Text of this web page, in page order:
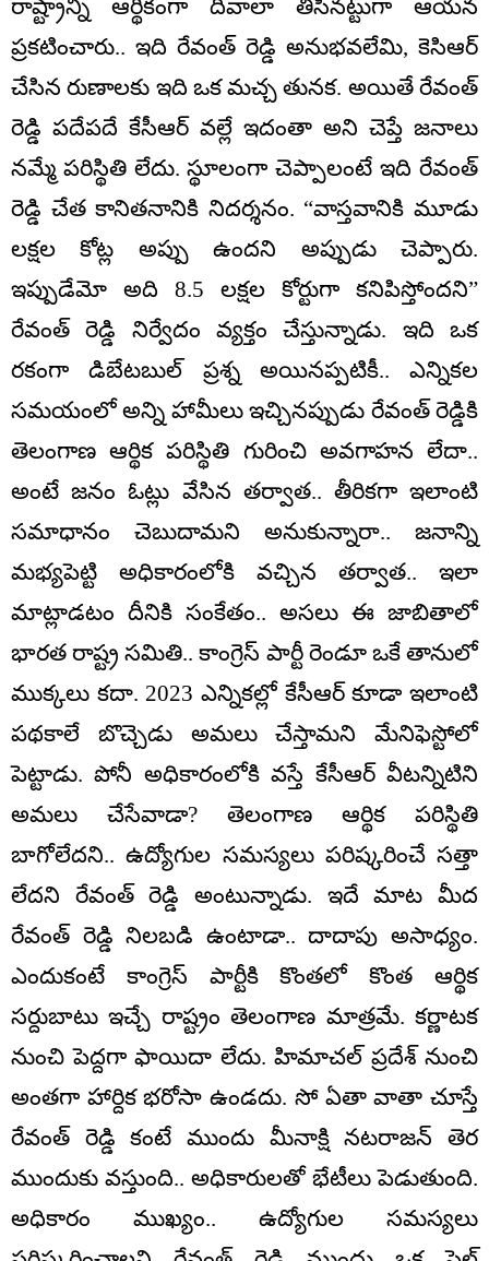
రాష్ట్రాన్ని ఆర్థికంగా దివాలా తీసినట్టుగా ఆయన
ప్రకటించారు.. ఇది రేవంత్ రెడ్డి అనుభవలేమి, కెసిఆర్
చేసిన రుణాలకు ఇది ఒక మచ్చ తునక. అయితే రేవంత్
రెడ్డి పదేపదే కేసీఆర్ వల్లే ఇదంతా అని చెప్తే జనాలు
నమ్మే పరిస్థితి లేదు. స్థూలంగా చెప్పాలంటే ఇది రేవంత్
రెడ్డి చేత కానితనానికి నిదర్శనం. “వాస్తవానికి మూడు
లక్షల కోట్ల అప్పు ఉందని అప్పుడు చెప్పారు.
ఇప్పుడేమో అది 8.5 లక్షల కోర్టుగా కనిపిస్తోందని”
రేవంత్ రెడ్డి నిర్వేదం వ్యక్తం చేస్తున్నాడు. ఇది ఒక
రకంగా డిబేటబుల్ ప్రశ్న అయినప్పటికీ.. ఎన్నికల
సమయంలో అన్ని హామీలు ఇచ్చినప్పుడు రేవంత్ రెడ్డికి
తెలంగాణ ఆర్థిక పరిస్థితి గురించి అవగాహన లేదా..
అంటే జనం ఓట్లు వేసిన తర్వాత.. తీరికగా ఇలాంటి
సమాధానం చెబుదామని అనుకున్నారా.. జనాన్ని
మభ్యపెట్టి అధికారంలోకి వచ్చిన తర్వాత.. ఇలా
మాట్లాడటం దీనికి సంకేతం.. అసలు ఈ జాబితాలో
భారత రాష్ట్ర సమితి.. కాంగ్రెస్ పార్టీ రెండూ ఒకే తానులో
ముక్కలు కదా. 2023 ఎన్నికల్లో కేసీఆర్ కూడా ఇలాంటి
పథకాలే బొచ్చెడు అమలు చేస్తామని మేనిఫెస్టోలో
పెట్టాడు. పోనీ అధికారంలోకి వస్తే కేసీఆర్ వీటన్నిటిని
అమలు చేసేవాడా? తెలంగాణ ఆర్థిక పరిస్థితి
బాగోలేదని.. ఉద్యోగుల సమస్యలు పరిష్కరించే సత్తా
లేదని రేవంత్ రెడ్డి అంటున్నాడు. ఇదే మాట మీద
రేవంత్ రెడ్డి నిలబడి ఉంటాడా.. దాదాపు అసాధ్యం.
ఎందుకంటే కాంగ్రెస్ పార్టీకి కొంతలో కొంత ఆర్థిక
సర్దుబాటు ఇచ్చే రాష్ట్రం తెలంగాణ మాత్రమే. కర్ణాటక
నుంచి పెద్దగా ఫాయిదా లేదు. హిమాచల్ ప్రదేశ్ నుంచి
అంతగా హార్దిక భరోసా ఉండదు. సో ఏతా వాతా చూస్తే
రేవంత్ రెడ్డి కంటే ముందు మీనాక్షి నటరాజన్ తెర
ముందుకు వస్తుంది.. అధికారులతో భేటీలు పెడుతుంది.
అధికారం ముఖ్యం.. ఉద్యోగుల సమస్యలు